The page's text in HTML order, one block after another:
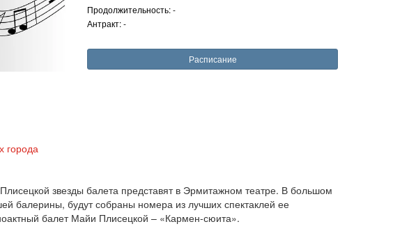
Продолжительность: -
Антракт: -
Расписание
города
звезды балета представят в Эрмитажном театре. В большом
балерины, будут собраны номера из лучших спектаклей ее
балет Майи Плисецкой – «Кармен-сюита».